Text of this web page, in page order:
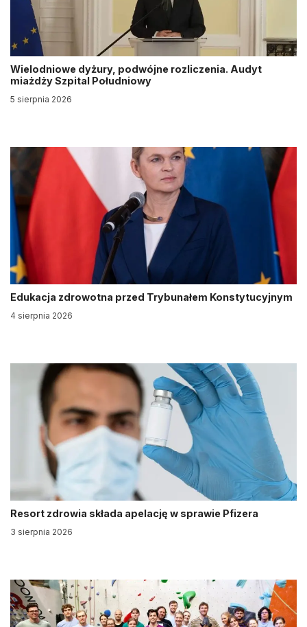
Wielodniowe dyżury, podwójne rozliczenia. Audyt
miażdży Szpital Południowy
5 sierpnia 2026
Edukacja zdrowotna przed Trybunałem Konstytucyjnym
4 sierpnia 2026
Resort zdrowia składa apelację w sprawie Pfizera
3 sierpnia 2026